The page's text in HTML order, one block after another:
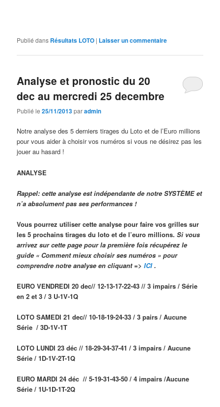
Publié dans Résultats LOTO | Laisser un commentaire
Analyse et pronostic du 20
dec au mercredi 25 decembre
Publié le25/11/2013paradmin
Notre analyse des 5 derniers tirages du Loto et de l’Euro millions
pour vous aider à choisir vos numéros si vous ne désirez pas les
jouer au hasard !
ANALYSE
Rappel: cette analyse est indépendante de notre SYSTÈME et
n’a absolument pas ses performances !
Vous pourrez utiliser cette analyse pour faire vos grilles sur
les 5 prochains tirages du loto et de l’euro millions.Si vous
arrivez sur cette page pour la première foisrécupérez le
guide « Comment mieux choisir ses numéros »pour
comprendre notre analyseen cliquant =>ICI.
EURO VENDREDI 20 dec// 12-13-17-22-43 // 3 impairs / Série
en 2 et 3 / 3 U-1V-1Q
LOTO SAMEDI 21 dec// 10-18-19-24-33 / 3 pairs / Aucune
Série / 3D-1V-1T
LOTO LUNDI 23 déc // 18-29-34-37-41 / 3 impairs / Aucune
Série / 1D-1V-2T-1Q
EURO MARDI 24 déc // 5-19-31-43-50 / 4 impairs /Aucune
Série / 1U-1D-1T-2Q